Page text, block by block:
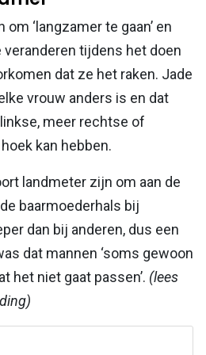
‘langzamer te gaan’ en
veranderen tijdens het doen
dat ze het raken. Jade
vrouw anders is en dat
meer rechtse of
kan hebben.
landmeter zijn om aan de
baarmoederhals bij
dan bij anderen, dus een
dat mannen ‘soms gewoon
het niet gaat passen’. (lees